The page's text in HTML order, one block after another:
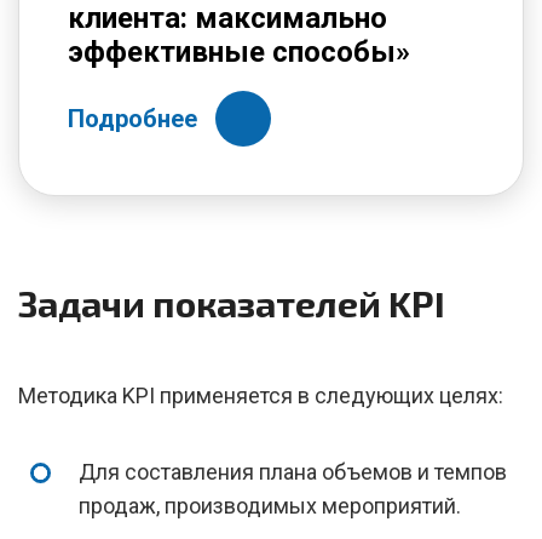
клиента: максимально
эффективные способы»
Подробнее
Задачи показателей KPI
Методика KPI применяется в следующих целях:
Для составления плана объемов и темпов
продаж, производимых мероприятий.